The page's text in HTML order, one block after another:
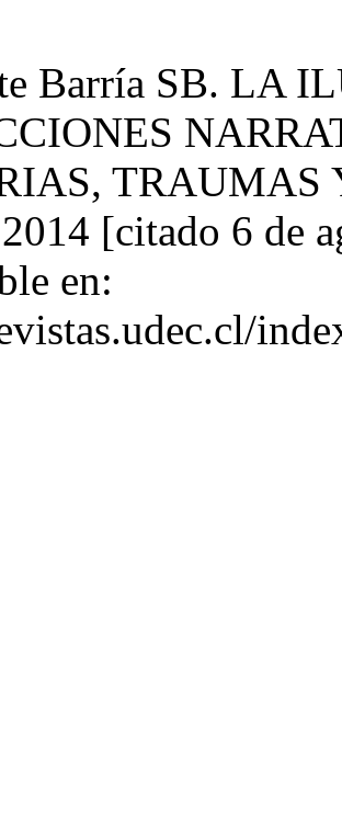
Barría SB. LA
TRAUMAS
[citado 6 de
en: